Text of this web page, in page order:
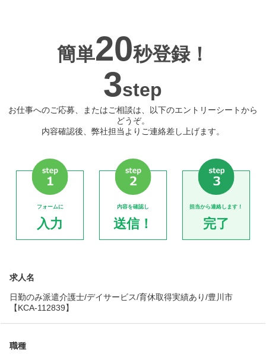
簡単20秒登録！
3step
お仕事へのご応募、またはご相談は、以下のエントリーシートから
どうぞ。
内容確認後、弊社担当よりご連絡差し上げます。
フォームに
入力
内容を確認し
送信！
担当から連絡します！
完了
求人名
日勤のみ派遣介護士/デイサービス/育休取得実績あり/豊川市
【KCA-112839】
職種